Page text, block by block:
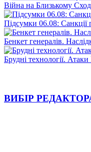
Війна на Близькому
Підсумки 06.08:
Бенкет генералів.
Брудні технології.
ВИБІР